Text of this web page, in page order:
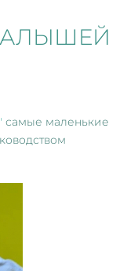
самые маленькие